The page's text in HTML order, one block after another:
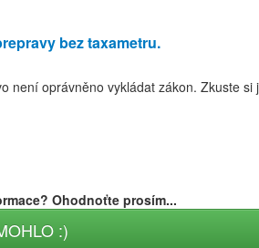
bez taxametru.
není oprávněno vykládat zákon. Zkuste
Ohodnoťte prosím...
:)